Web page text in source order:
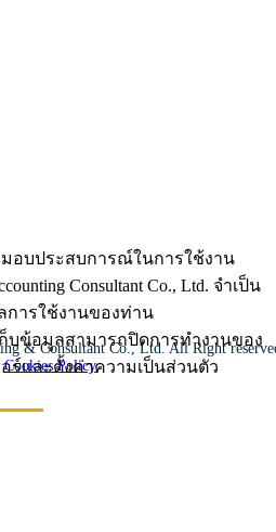
& Consultant Co., Ltd. All Right
Cookies Policy
อบประสบการณ์ในการใช้งาน
Consultant Co., Ltd. จำเป็น
การใช้งานของท่าน
บข้อมูลสามารถปิดการทำงานของ
ร์และตั้งค่าความเป็นส่วนตัว